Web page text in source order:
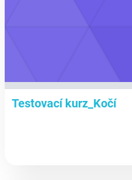
Testovací kurz_Kočí